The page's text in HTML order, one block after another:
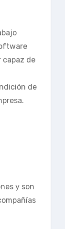
capaz de
de
y son